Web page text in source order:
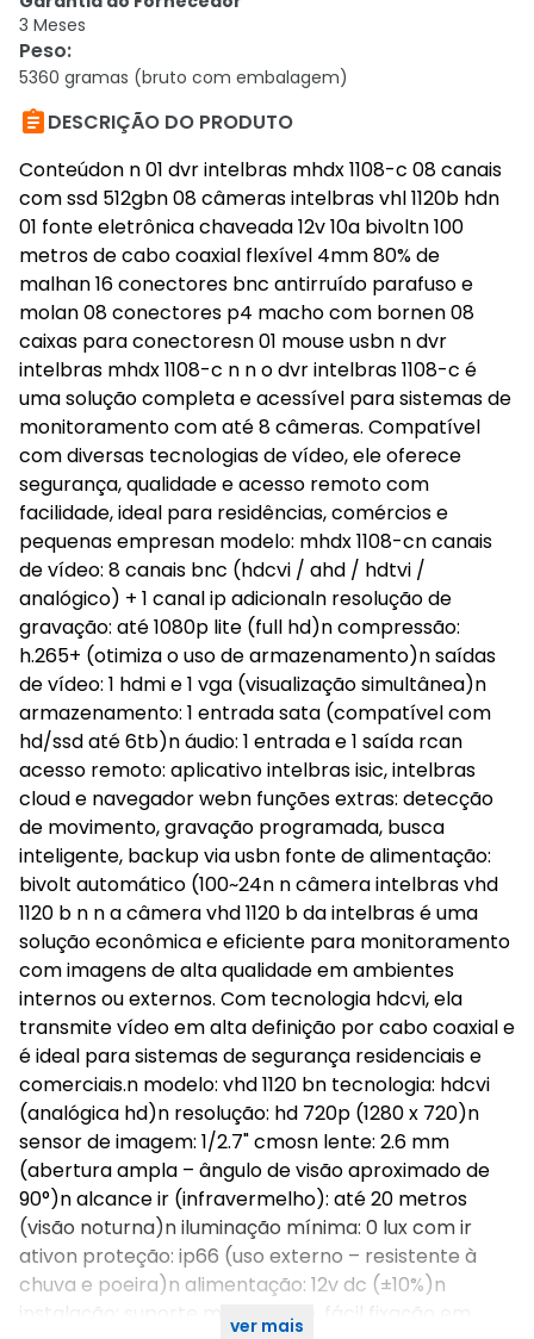
3 Meses
Peso:
5360 gramas (bruto com embalagem)
DESCRIÇÃO DO PRODUTO
Conteúdon n 01 dvr intelbras mhdx 1108-c 08 canais
com ssd 512gbn 08 câmeras intelbras vhl 1120b hdn
01 fonte eletrônica chaveada 12v 10a bivoltn 100
metros de cabo coaxial flexível 4mm 80% de
malhan 16 conectores bnc antirruído parafuso e
molan 08 conectores p4 macho com bornen 08
caixas para conectoresn 01 mouse usbn n dvr
intelbras mhdx 1108-c n n o dvr intelbras 1108-c é
uma solução completa e acessível para sistemas de
monitoramento com até 8 câmeras. Compatível
com diversas tecnologias de vídeo, ele oferece
segurança, qualidade e acesso remoto com
facilidade, ideal para residências, comércios e
pequenas empresan modelo: mhdx 1108-cn canais
de vídeo: 8 canais bnc (hdcvi / ahd / hdtvi /
analógico) + 1 canal ip adicionaln resolução de
gravação: até 1080p lite (full hd)n compressão:
h.265+ (otimiza o uso de armazenamento)n saídas
de vídeo: 1 hdmi e 1 vga (visualização simultânea)n
armazenamento: 1 entrada sata (compatível com
hd/ssd até 6tb)n áudio: 1 entrada e 1 saída rcan
acesso remoto: aplicativo intelbras isic, intelbras
cloud e navegador webn funções extras: detecção
de movimento, gravação programada, busca
inteligente, backup via usbn fonte de alimentação:
bivolt automático (100~24n n câmera intelbras vhd
1120 b n n a câmera vhd 1120 b da intelbras é uma
solução econômica e eficiente para monitoramento
com imagens de alta qualidade em ambientes
internos ou externos. Com tecnologia hdcvi, ela
transmite vídeo em alta definição por cabo coaxial e
é ideal para sistemas de segurança residenciais e
comerciais.n modelo: vhd 1120 bn tecnologia: hdcvi
(analógica hd)n resolução: hd 720p (1280 x 720)n
sensor de imagem: 1/2.7" cmosn lente: 2.6 mm
(abertura ampla – ângulo de visão aproximado de
90°)n alcance ir (infravermelho): até 20 metros
(visão noturna)n iluminação mínima: 0 lux com ir
ativon proteção: ip66 (uso externo – resistente à
chuva e poeira)n alimentação: 12v dc (±10%)n
instalação: suporte multi-ajuste, fácil fixação em
ver mais